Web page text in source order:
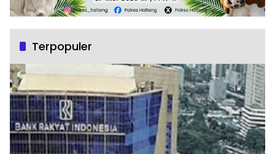
Terpopuler